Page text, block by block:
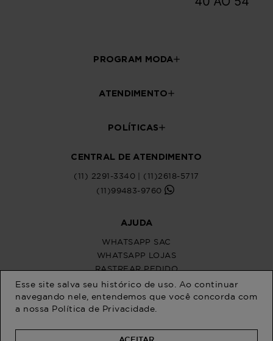
Esse site salva seu histórico de uso. Ao continuar
navegando nele, entendemos que você concorda com
a nossa Política de Privacidade
ACEITAR